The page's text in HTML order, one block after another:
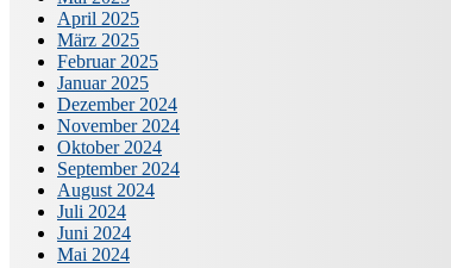
April 2025
März 2025
Februar 2025
Januar 2025
Dezember 2024
November 2024
Oktober 2024
September 2024
August 2024
Juli 2024
Juni 2024
Mai 2024